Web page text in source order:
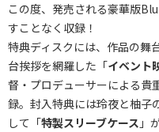
この度、発売される豪華版
すことなく収録！
特典ディスクには、作品の舞
台挨拶を網羅した「イベント
督・プロデューサーによる貴
録。封入特典には玲夜と柚子
して「特製スリーブケース 」